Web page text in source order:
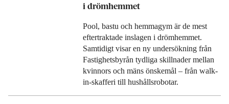
i drömhemmet
Pool, bastu och hemmagym är de mest
eftertraktade inslagen i drömhemmet.
Samtidigt visar en ny undersökning från
Fastighetsbyrån tydliga skillnader mellan
kvinnors och mäns önskemål – från walk-
in-skafferi till hushållsrobotar.